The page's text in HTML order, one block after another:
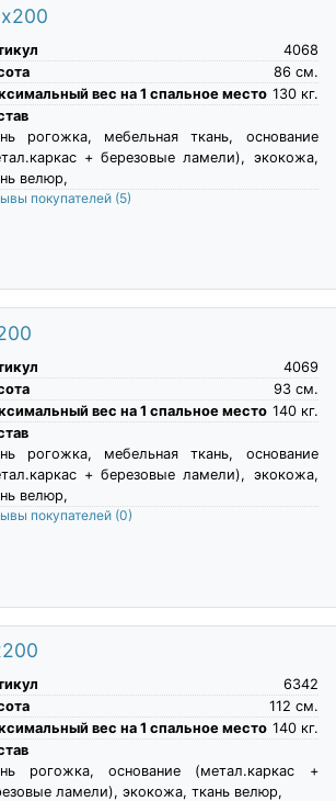
4068
см.
86
вес на 1 спальное место
кг.
130
рогожка, мебельная ткань, основание
+ березовые ламели), экокожа,
велюр,
покупателей (5)
4069
см.
93
вес на 1 спальное место
кг.
140
рогожка, мебельная ткань, основание
+ березовые ламели), экокожа,
велюр,
покупателей (0)
6342
см.
112
вес на 1 спальное место
кг.
140
рогожка, основание (метал.каркас +
ламели), экокожа, ткань велюр,